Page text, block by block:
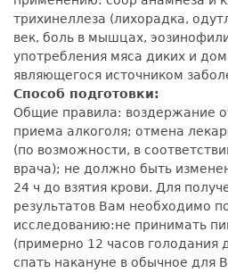
трихинеллеза (лихорадка,
век, боль в мышцах,
употребления мяса диких и
являющегося источником
Способ подготовки:
Общие правила: воздержание
приема алкоголя; отмена
(по возможности, в
врача); не должно быть
24 ч до взятия крови. Для
результатов Вам необходимо
исследованию:не принимать
(примерно 12 часов голодания
спать накануне в обычное для